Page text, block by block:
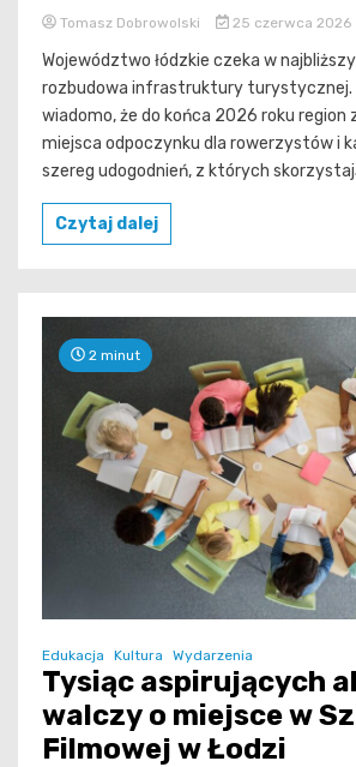
Tomasz Dobrowolski 25 czerwca 2026
Województwo łódzkie czeka w
rozbudowa infrastruktury turystycznej.
wiadomo, że do końca 2026 roku region
miejsca odpoczynku dla rowerzystów i
szereg udogodnień, z których
Czytaj dalej
2 minut
Edukacja Kultura Wydarzenia
Tysiąc aspirujących
walczy o miejsce w
Filmowej w Łodzi